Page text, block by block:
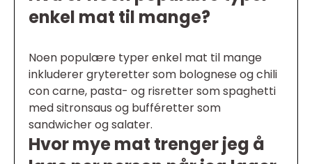
enkel mat til mange?
Noen populære typer enkel mat til mange
inkluderer gryteretter som bolognese og chili
con carne, pasta- og risretter som spaghetti
med sitronsaus og bufféretter som
sandwicher og salater.
Hvor mye mat trenger jeg å